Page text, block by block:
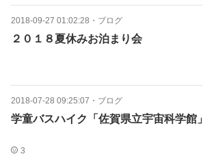
2018-09-27 01:02:28 ・ ブログ
２０１８夏休みお泊まり会
2018-07-28 09:25:07 ・ ブログ
学童バスハイク「佐賀県立宇宙科学館」
3